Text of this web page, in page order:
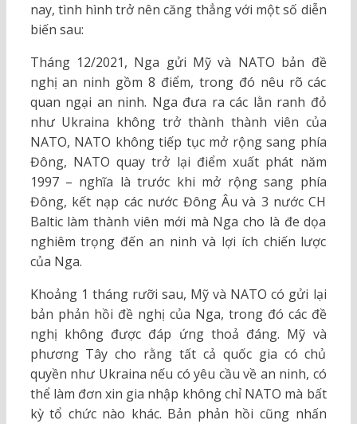
nay, tình hình trở nên căng thẳng với một số diễn
biến sau:
Tháng 12/2021, Nga gửi Mỹ và NATO bản đề
nghị an ninh gồm 8 điểm, trong đó nêu rõ các
quan ngại an ninh. Nga đưa ra các lằn ranh đỏ
như Ukraina không trở thành thành viên của
NATO, NATO không tiếp tục mở rộng sang phía
Đông, NATO quay trở lại điểm xuất phát năm
1997 – nghĩa là trước khi mở rộng sang phía
Đông, kết nạp các nước Đông Âu và 3 nước CH
Baltic làm thành viên mới mà Nga cho là đe dọa
nghiêm trọng đến an ninh và lợi ích chiến lược
của Nga.
Khoảng 1 tháng rưỡi sau, Mỹ và NATO có gửi lại
bản phản hồi đề nghị của Nga, trong đó các đề
nghị không được đáp ứng thoả đáng. Mỹ và
phương Tây cho rằng tất cả quốc gia có chủ
quyền như Ukraina nếu có yêu cầu về an ninh, có
thể làm đơn xin gia nhập không chỉ NATO mà bất
kỳ tổ chức nào khác. Bản phản hồi cũng nhấn